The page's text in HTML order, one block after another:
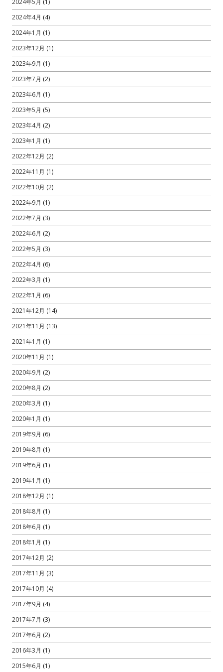
2024年5月 (1)
2024年4月 (4)
2024年1月 (1)
2023年12月 (1)
2023年9月 (1)
2023年7月 (2)
2023年6月 (1)
2023年5月 (5)
2023年4月 (2)
2023年1月 (1)
2022年12月 (2)
2022年11月 (1)
2022年10月 (2)
2022年9月 (1)
2022年7月 (3)
2022年6月 (2)
2022年5月 (3)
2022年4月 (6)
2022年3月 (1)
2022年1月 (6)
2021年12月 (14)
2021年11月 (13)
2021年1月 (1)
2020年11月 (1)
2020年9月 (2)
2020年8月 (2)
2020年3月 (1)
2020年1月 (1)
2019年9月 (6)
2019年8月 (1)
2019年6月 (1)
2019年1月 (1)
2018年12月 (1)
2018年8月 (1)
2018年6月 (1)
2018年1月 (1)
2017年12月 (2)
2017年11月 (3)
2017年10月 (4)
2017年9月 (4)
2017年7月 (3)
2017年6月 (2)
2016年3月 (1)
2015年6月 (1)